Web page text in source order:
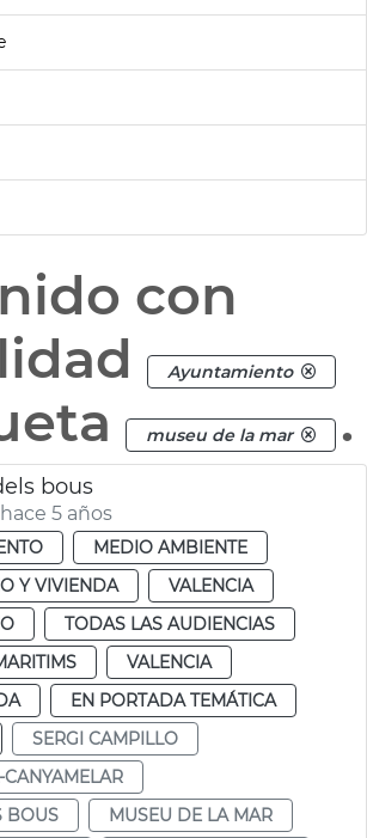
con
Ayuntamiento
museu de la mar .
bous
5 años
MEDIO AMBIENTE
Y VIVIENDA
VALENCIA
TODAS LAS AUDIENCIAS
VALENCIA
EN PORTADA TEMÁTICA
SERGI CAMPILLO
BOUS
MUSEU DE LA MAR